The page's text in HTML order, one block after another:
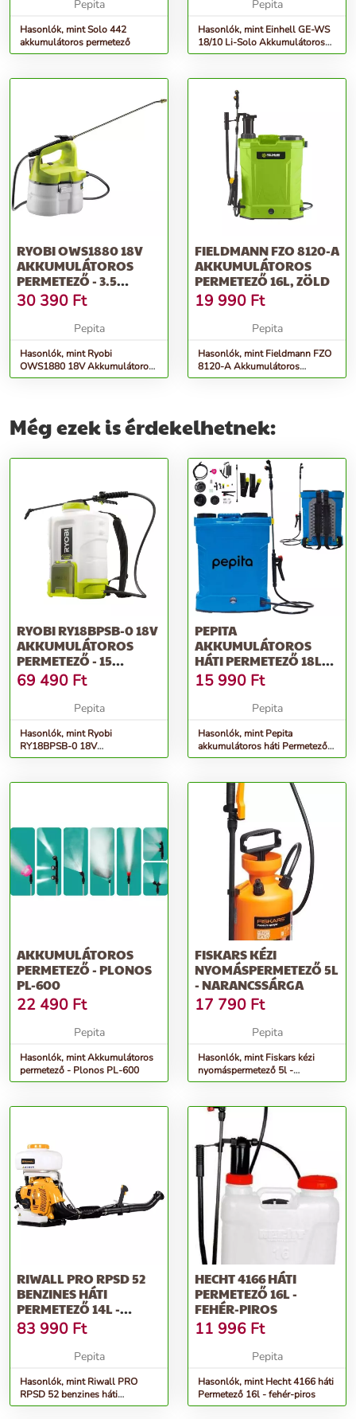
Pepita
Hasonlók, mint Solo 442
akkumulátoros permetező
Pepita
Hasonlók, mint Einhell GE-WS
18/10 Li-Solo Akkumulátoros
Permetező, Piros
RYOBI OWS1880 18V
AKKUMULÁTOROS
PERMETEZŐ - 3.5
LITERES (AKKU ÉS...
30 390 Ft
Pepita
Hasonlók, mint Ryobi
OWS1880 18V Akkumulátoros
permetező - 3.5 literes (Akku
FIELDMANN FZO 8120-A
AKKUMULÁTOROS
PERMETEZŐ 16L, ZÖLD
19 990 Ft
Pepita
Hasonlók, mint Fieldmann FZO
8120-A Akkumulátoros
Permetező 16l, Zöld
Még ezek is érdekelhetnek:
RYOBI RY18BPSB-0 18V
AKKUMULÁTOROS
PERMETEZŐ - 15
LITERES (AKKU É...
69 490 Ft
Pepita
Hasonlók, mint Ryobi
RY18BPSB-0 18V
Akkumulátoros permetező - 15
PEPITA
AKKUMULÁTOROS
HÁTI PERMETEZŐ 18L
TELESZKÓPOS NYÉLLEL
ÉS KI...
15 990 Ft
Pepita
Hasonlók, mint Pepita
akkumulátoros háti Permetező
18l teleszkópos nyéllel és ki...
AKKUMULÁTOROS
PERMETEZŐ - PLONOS
PL-600
22 490 Ft
Pepita
Hasonlók, mint Akkumulátoros
permetező - Plonos PL-600
FISKARS KÉZI
NYOMÁSPERMETEZŐ 5L
- NARANCSSÁRGA
17 790 Ft
Pepita
Hasonlók, mint Fiskars kézi
nyomáspermetező 5l -
narancssárga
RIWALL PRO RPSD 52
BENZINES HÁTI
PERMETEZŐ 14L -
SÁRGA-FEKETE
83 990 Ft
Pepita
Hasonlók, mint Riwall PRO
RPSD 52 benzines háti
Permetező 14l - sárga-fekete
HECHT 4166 HÁTI
PERMETEZŐ 16L -
FEHÉR-PIROS
11 996 Ft
Pepita
Hasonlók, mint Hecht 4166 háti
Permetező 16l - fehér-piros